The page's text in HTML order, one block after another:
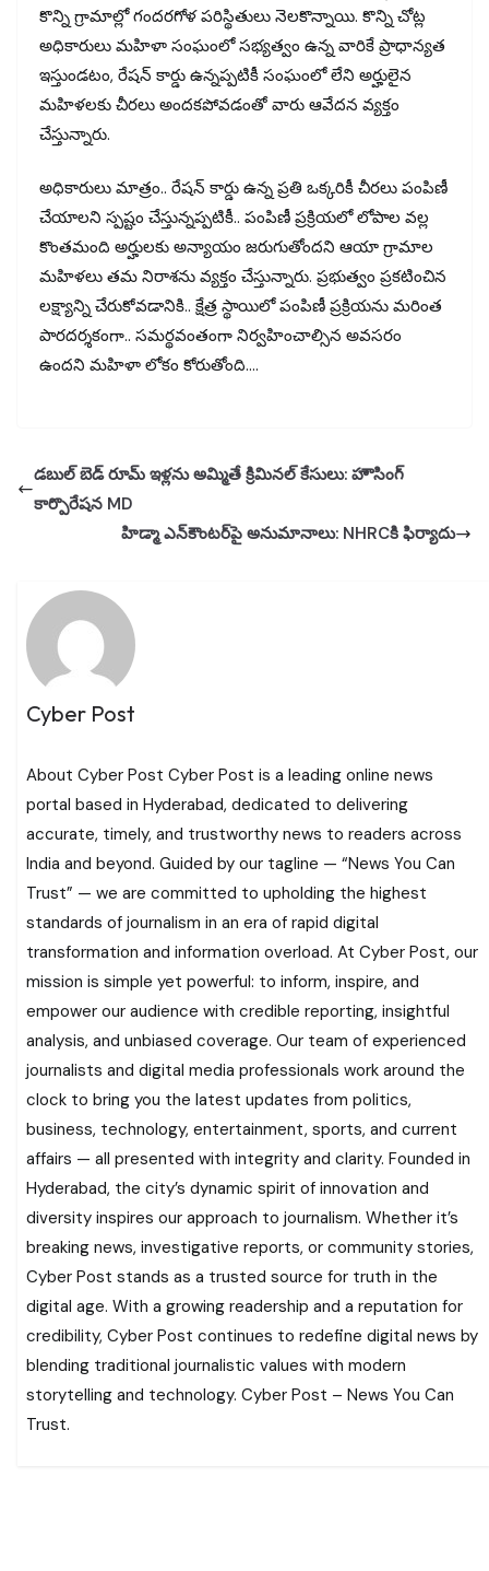
కొన్ని గ్రామాల్లో గందరగోళ పరిస్థితులు నెలకొన్నాయి. కొన్ని చోట్ల
అధికారులు మహిళా సంఘంలో సభ్యత్వం ఉన్న వారికే ప్రాధాన్యత
ఇస్తుండటం, రేషన్ కార్డు ఉన్నప్పటికీ సంఘంలో లేని అర్హులైన
మహిళలకు చీరలు అందకపోవడంతో వారు ఆవేదన వ్యక్తం
చేస్తున్నారు.
అధికారులు మాత్రం.. రేషన్ కార్డు ఉన్న ప్రతి ఒక్కరికీ చీరలు పంపిణీ
చేయాలని స్పష్టం చేస్తున్నప్పటికీ.. పంపిణీ ప్రక్రియలో లోపాల వల్ల
కొంతమంది అర్హులకు అన్యాయం జరుగుతోందని ఆయా గ్రామాల
మహిళలు తమ నిరాశను వ్యక్తం చేస్తున్నారు. ప్రభుత్వం ప్రకటించిన
లక్ష్యాన్ని చేరుకోవడానికి.. క్షేత్ర స్థాయిలో పంపిణీ ప్రక్రియను మరింత
పారదర్శకంగా.. సమర్థవంతంగా నిర్వహించాల్సిన అవసరం
ఉందని మహిళా లోకం కోరుతోంది….
డబుల్‌ బెడ్‌ రూమ్ ఇళ్లను అమ్మితే క్రిమినల్ కేసులు: హౌసింగ్
కార్పొరేషన MD
హిడ్మా ఎన్‌కౌంటర్‌పై అనుమానాలు: NHRCకి ఫిర్యాదు
Cyber Post
About Cyber Post Cyber Post is a leading online news
portal based in Hyderabad, dedicated to delivering
accurate, timely, and trustworthy news to readers across
India and beyond. Guided by our tagline — “News You Can
Trust” — we are committed to upholding the highest
standards of journalism in an era of rapid digital
transformation and information overload. At Cyber Post, our
mission is simple yet powerful: to inform, inspire, and
empower our audience with credible reporting, insightful
analysis, and unbiased coverage. Our team of experienced
journalists and digital media professionals work around the
clock to bring you the latest updates from politics,
business, technology, entertainment, sports, and current
affairs — all presented with integrity and clarity. Founded in
Hyderabad, the city’s dynamic spirit of innovation and
diversity inspires our approach to journalism. Whether it’s
breaking news, investigative reports, or community stories,
Cyber Post stands as a trusted source for truth in the
digital age. With a growing readership and a reputation for
credibility, Cyber Post continues to redefine digital news by
blending traditional journalistic values with modern
storytelling and technology. Cyber Post – News You Can
Trust.